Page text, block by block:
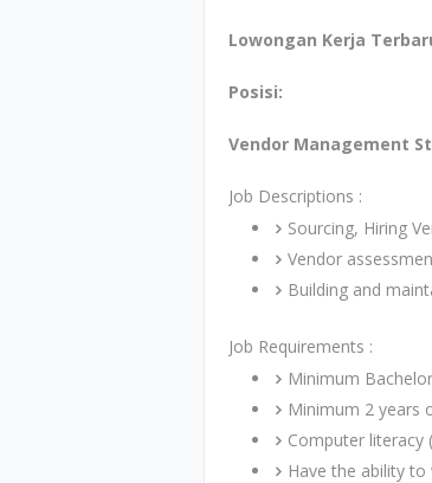
Lowongan Kerja
Posisi:
Vendor Management
Job Descriptions :
Sourcing, Hiring
Vendor
Building and
Job Requirements :
Minimum
Minimum 2 years
Computer literacy
Have the ability